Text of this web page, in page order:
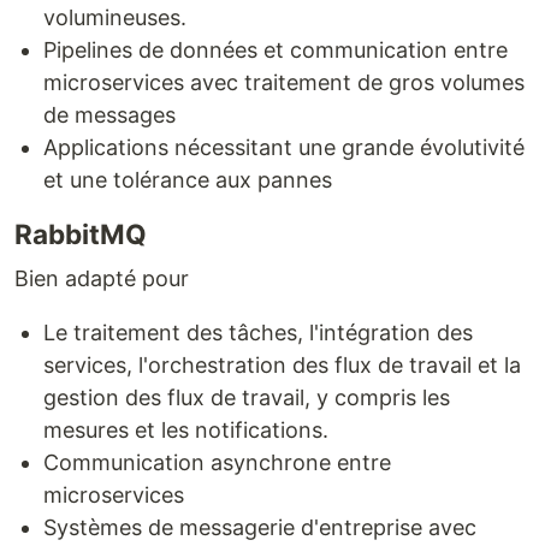
volumineuses.
Pipelines de données et communication entre
microservices avec traitement de gros volumes
de messages
Applications nécessitant une grande évolutivité
et une tolérance aux pannes
RabbitMQ
Bien adapté pour
Le traitement des tâches, l'intégration des
services, l'orchestration des flux de travail et la
gestion des flux de travail, y compris les
mesures et les notifications.
Communication asynchrone entre
microservices
Systèmes de messagerie d'entreprise avec